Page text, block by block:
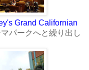
Grand Californian
パークへと繰り出し